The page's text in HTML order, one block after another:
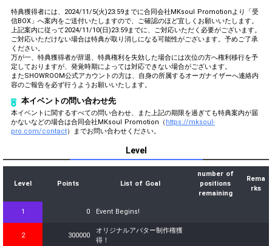
特典獲得者には、2024/11/5(火)23:59までに合同会社MKsoul Promotionより「受
信BOX」へ案内をご送付いたしますので、ご確認のほど宜しくお願いいたします。
上記案内に従って2024/11/10(日)23:59までに、ご対応いただく必要がございます。
ご対応いただけない場合は特典が取り消しになる可能性がございます。予めご了承
ください。
万が一、特典獲得者が辞退、特典権利を失効した場合には次位の方へ権利移行を予
定しておりますが、発覚時期によっては対応できない場合がございます。
またSHOWROOM公式アカウントの方は、自身の所属するオーガナイザーへ連絡内
容のご報告を必ず行うようお願いいたします。
本イベントの問い合わせ先
本イベントに関するすべての問い合わせ、また上記の期限を過ぎても特典案内が届
かないなどの場合は合同会社MKsoul Promotion（https://mksoul-
pro.com/contact）までお問い合わせください。
Level
Level Points List of Goal
number of
positions
remaining
Rema
rks
1 0 Event Begins!
2 300000
オリジナルアバター制作権獲
得！